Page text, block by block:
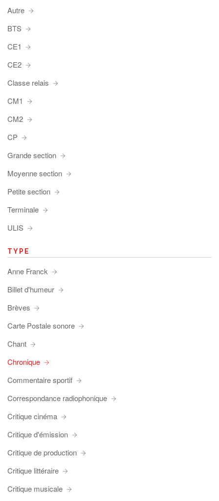
Autre
BTS
CE1
CE2
Classe relais
CM1
CM2
CP
Grande section
Moyenne section
Petite section
Terminale
ULIS
TYPE
Anne Franck
Billet d'humeur
Brèves
Carte Postale sonore
Chant
Chronique
Commentaire sportif
Correspondance radiophonique
Critique cinéma
Critique d'émission
Critique de production
Critique littéraire
Critique musicale